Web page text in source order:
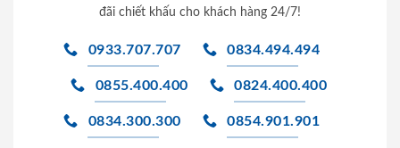
đãi chiết khấu cho khách hàng 24/7!
0933.707.707 0834.494.494
0855.400.400 0824.400.400
0834.300.300 0854.901.901